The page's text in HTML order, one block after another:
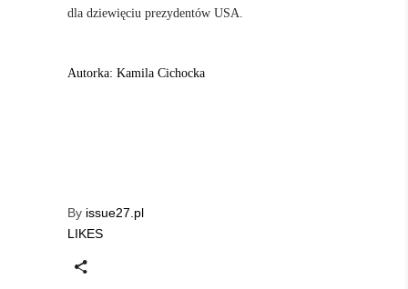
dla dziewięciu prezydentów USA.
Autorka: Kamila Cichocka
By issue27.pl
LIKES